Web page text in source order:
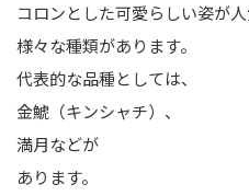
コロンとした可愛らしい姿が人
様々な種類があります。
代表的な品種としては、
金鯱（キンシャチ）、
満月などが
あります。